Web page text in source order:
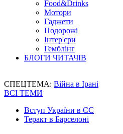
Food&Drinks
Мотори
Гаджети
Подорожі
Інтер'єри
Гемблінг
БЛОГИ ЧИТАЧІВ
СПЕЦТЕМА: Війна в Ірані
ВСІ ТЕМИ
Вступ України в ЄС
Теракт в Барселоні